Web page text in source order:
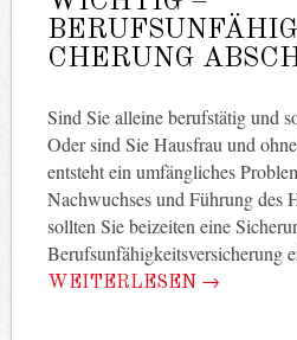
CHERUNG
Sind Sie alleine berufstätig und
Oder sind Sie Hausfrau und
entsteht ein umfängliches
Nachwuchses und Führung des
sollten Sie beizeiten eine
Berufsunfähigkeitsversicherung
WEITERLESEN →